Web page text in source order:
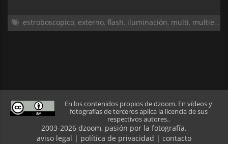
estroboscopico, externo, flash, iluminación, multi, multiexposicion
En los contenidos propios de dzoom. En vídeos y
fotografías de terceros aplica la licencia de sus
respectivos autores..
2003-2026 dzoom, pasión por la fotografía.
aviso legal | política de privacidad | contacto